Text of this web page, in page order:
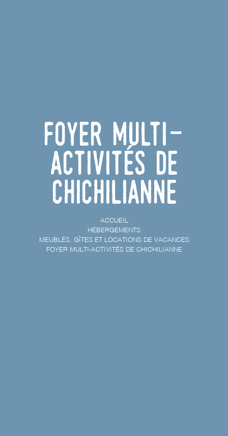
Foyer Multi-
Activités de
Chichilianne
ACCUEIL
HÉBERGEMENTS
MEUBLÉS, GÎTES ET LOCATIONS DE VACANCES
FOYER MULTI-ACTIVITÉS DE CHICHILIANNE